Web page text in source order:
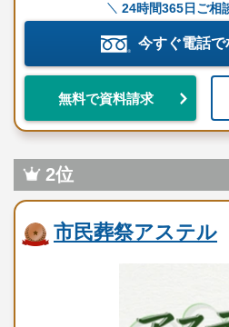
含まれないもの
果物盛
納棺
メモリアルDVD
花（種類・ボリューム・デザインで予
24時間365日ご相
今すぐ電話で
無料で資料請求
2位
市民葬祭アステル